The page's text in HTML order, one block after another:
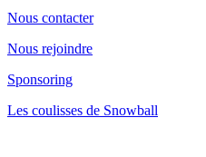
Nous contacter
Nous rejoindre
Sponsoring
Les coulisses de Snowball